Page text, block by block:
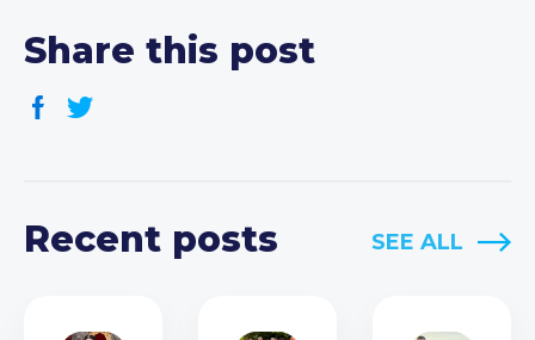
Share this post
Recent posts SEE ALL